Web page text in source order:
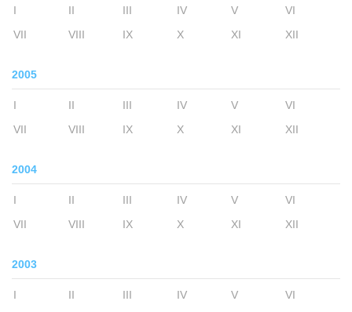
I II III IV V
VI
VII
VIII IX X XI XII
2005
I II III IV V
VI
VII
VIII IX X XI XII
2004
I II III IV V
VI
VII
VIII IX X XI XII
2003
I II III IV V
VI